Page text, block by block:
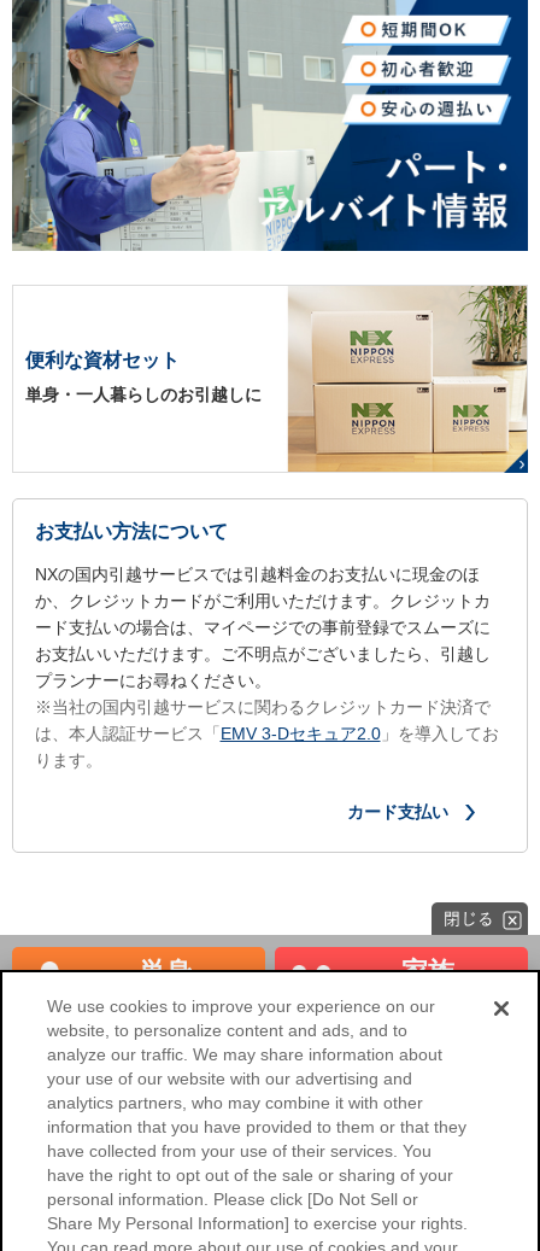
便利な資材セット
単身・一人暮らしのお引越しに
お支払い方法について
NXの国内引越サービスでは引越料金のお支払いに現金のほ
か、クレジットカードがご利用いただけます。クレジットカ
ード支払いの場合は、マイページでの事前登録でスムーズに
お支払いいただけます。ご不明点がございましたら、引越し
プランナーにお尋ねください。
※当社の国内引越サービスに関わるクレジットカード決済で
は、本人認証サービス「 EMV 3-Dセキュア2.0」を導入してお
ります。
カード支払い
単身 家族
海外へのお引越し 法人のお客様
NXの国内引越サービスHOME
会社概要 ご利用環境
個人情報保護について
個人情報保護に関するご協力のお
願い
標準引越運送約款 標準貨物自動車運送約款
We use cookies to improve your experience on our
website, to personalize content and ads, and to
analyze our traffic. We may share information about
your use of our website with our advertising and
analytics partners, who may combine it with other
information that you have provided to them or that they
have collected from your use of their services. You
have the right to opt out of the sale or sharing of your
personal information. Please click [Do Not Sell or
Share My Personal Information] to exercise your rights.